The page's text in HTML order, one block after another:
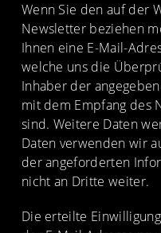
Wenn Sie den auf der
Newsletter beziehen
Ihnen eine E-Mail-
welche uns die
Inhaber der
mit dem Empfang des
sind. Weitere Daten
Daten verwenden wir
der angeforderten
nicht an Dritte weiter.
Die erteilte